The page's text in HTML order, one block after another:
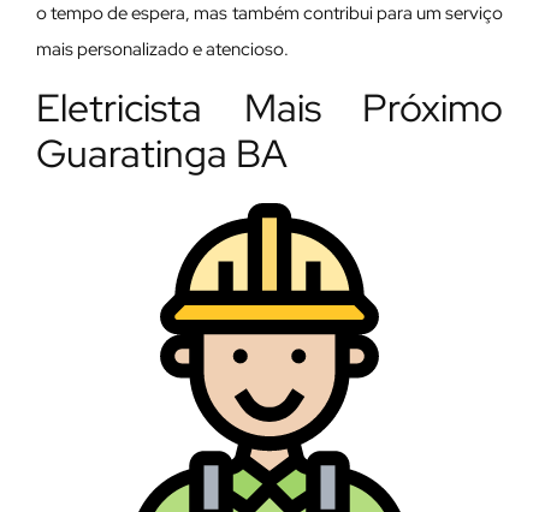
o tempo de espera, mas também contribui para um serviço
mais personalizado e atencioso.
Eletricista Mais Próximo
Guaratinga BA